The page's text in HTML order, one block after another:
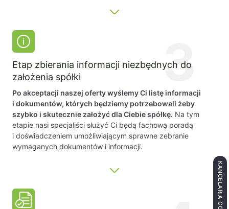
3
Etap zbierania informacji niezbędnych do
założenia spółki
Po akceptacji naszej oferty wyślemy Ci listę informacji
i dokumentów, których będziemy potrzebowali żeby
szybko i skutecznie założyć dla Ciebie spółkę. Na tym
etapie nasi specjaliści służyć Ci będą fachową poradą
i doświadczeniem umożliwiającym sprawne zebranie
wymaganych dokumentów i informacji.